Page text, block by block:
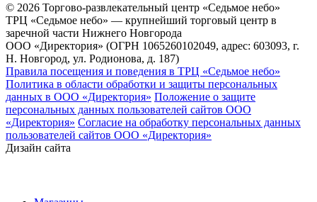
© 2026 Торгово-развлекательный центр «Седьмое небо»
ТРЦ «Седьмое небо» — крупнейший торговый центр в
заречной части Нижнего Новгорода
ООО «Директория» (ОГРН 1065260102049, адрес: 603093, г.
Н. Новгород, ул. Родионова, д. 187)
Правила посещения и поведения в ТРЦ «Седьмое небо»
Политика в области обработки и защиты персональных
данных в ООО «Директория» Положение о защите
персональных данных пользователей сайтов ООО
«Директория» Согласие на обработку персональных данных
пользователей сайтов ООО «Директория»
Дизайн сайта